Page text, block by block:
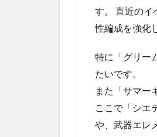
す。 直近のイ
性編成を強化
特に「グリー
たいです。
また「サマー
ここで「シエ
や、武器エレ